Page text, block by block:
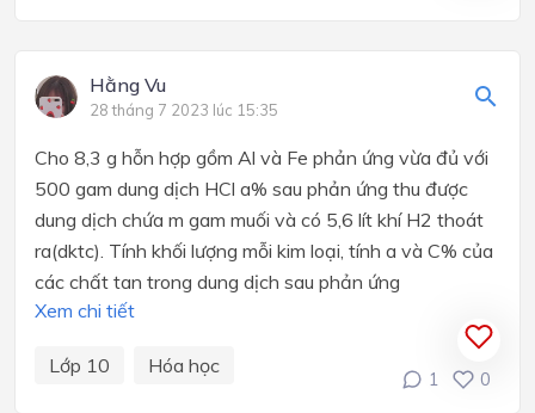
Hằng Vu
28 tháng 7 2023 lúc 15:35
Cho 8,3 g hỗn hợp gồm Al và Fe phản ứng vừa đủ với
500 gam dung dịch HCl a% sau phản ứng thu được
dung dịch chứa m gam muối và có 5,6 lít khí H2 thoát
ra(dktc). Tính khối lượng mỗi kim loại, tính a và C% của
các chất tan trong dung dịch sau phản ứng
Xem chi tiết
Lớp 10 Hóa học
1 0